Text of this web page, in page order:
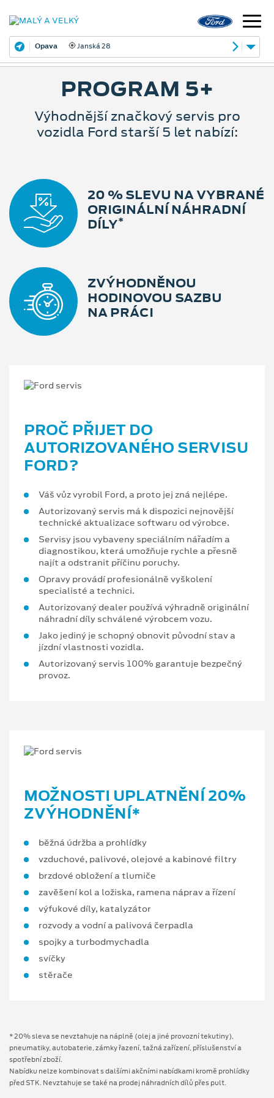
Opava Janská 28
PROGRAM 5+
Výhodnější značkový servis pro
vozidla Ford starší 5 let nabízí:
20 % SLEVU NA VYBRANÉ
ORIGINÁLNÍ NÁHRADNÍ
DÍLY*
ZVÝHODNĚNOU
HODINOVOU SAZBU
NA PRÁCI
PROČ PŘIJET DO
AUTORIZOVANÉHO SERVISU
FORD?
Váš vůz vyrobil Ford, a proto jej zná nejlépe.
Autorizovaný servis má k dispozici nejnovější
technické aktualizace softwaru od výrobce.
Servisy jsou vybaveny speciálním nářadím a
diagnostikou, která umožňuje rychle a přesně
najít a odstranit příčinu poruchy.
Opravy provádí profesionálně vyškolení
specialisté a technici.
Autorizovaný dealer používá výhradně originální
náhradní díly schválené výrobcem vozu.
Jako jediný je schopný obnovit původní stav a
jízdní vlastnosti vozidla.
Autorizovaný servis 100% garantuje bezpečný
provoz.
MOŽNOSTI UPLATNĚNÍ 20%
ZVÝHODNĚNÍ*
běžná údržba a prohlídky
vzduchové, palivové, olejové a kabinové filtry
brzdové obložení a tlumiče
zavěšení kol a ložiska, ramena náprav a řízení
výfukové díly, katalyzátor
rozvody a vodní a palivová čerpadla
spojky a turbodmychadla
svíčky
stěrače
* 20% sleva se nevztahuje na náplně (olej a jiné provozní tekutiny),
pneumatiky, autobaterie, zámky řazení, tažná zařízení, příslušenství a
spotřební zboží.
Nabídku nelze kombinovat s dalšími akčními nabídkami kromě prohlídky
před STK. Nevztahuje se také na prodej náhradních dílů přes pult.